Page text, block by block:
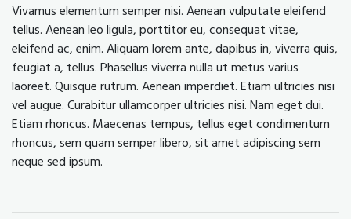
Vivamus elementum semper nisi. Aenean vulputate eleifend
tellus. Aenean leo ligula, porttitor eu, consequat vitae,
eleifend ac, enim. Aliquam lorem ante, dapibus in, viverra quis,
feugiat a, tellus. Phasellus viverra nulla ut metus varius
laoreet. Quisque rutrum. Aenean imperdiet. Etiam ultricies nisi
vel augue. Curabitur ullamcorper ultricies nisi. Nam eget dui.
Etiam rhoncus. Maecenas tempus, tellus eget condimentum
rhoncus, sem quam semper libero, sit amet adipiscing sem
neque sed ipsum.